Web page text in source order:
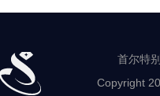
首尔特
Copyright